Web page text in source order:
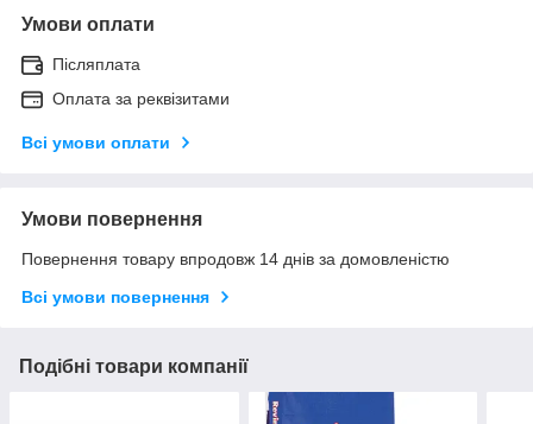
Умови оплати
Післяплата
Оплата за реквізитами
Всі умови оплати
Умови повернення
Повернення товару впродовж 14 днів за домовленістю
Всі умови повернення
Подібні товари компанії